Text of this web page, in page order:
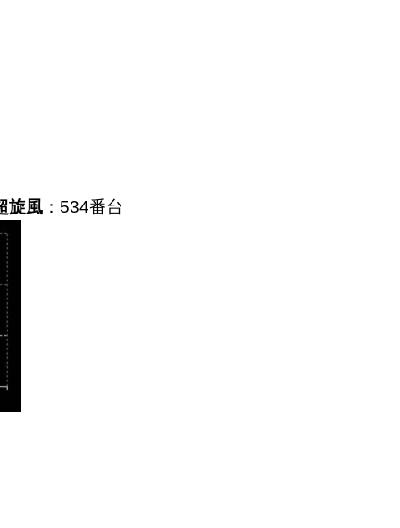
旋風 ：534番台